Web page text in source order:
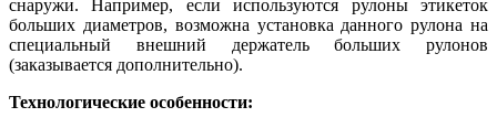
снаружи. Например, если используются рулоны этикеток
больших диаметров, возможна установка данного рулона на
специальный внешний держатель больших рулонов
(заказывается дополнительно).
Технологические особенности: